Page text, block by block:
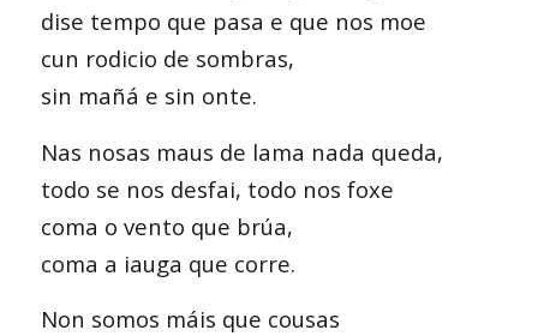
dise tempo que pasa e que nos moe
cun rodicio de sombras,
sin mañá e sin onte.
Nas nosas maus de lama nada queda,
todo se nos desfai, todo nos foxe
coma o vento que brúa,
coma a iauga que corre.
Non somos máis que cousas